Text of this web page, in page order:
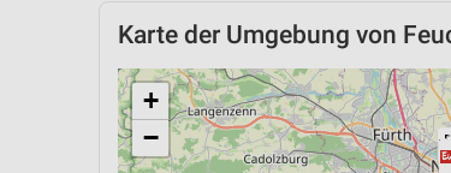
Karte der Umgebung von
+
−